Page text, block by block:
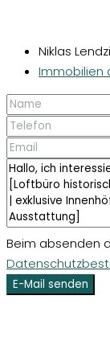
Niklas
Immobilien
Beim absenden
E-Mail senden